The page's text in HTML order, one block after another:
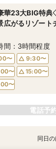
華23大BIG特典
広がるリゾート
間：3時間程度
〜
9:30〜
〜
15:00〜
〜
電話予
同日